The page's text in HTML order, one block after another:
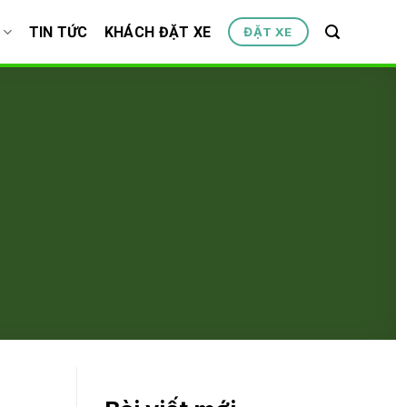
TIN TỨC KHÁCH ĐẶT XE ĐẶT XE